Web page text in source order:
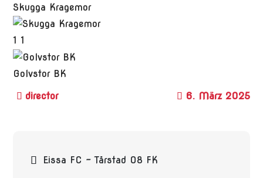
Skugga Kragemor
1 1
Golvstor BK
6. März 2025
Beitragsnavigation
Eissa FC – Tårstad 08 FK